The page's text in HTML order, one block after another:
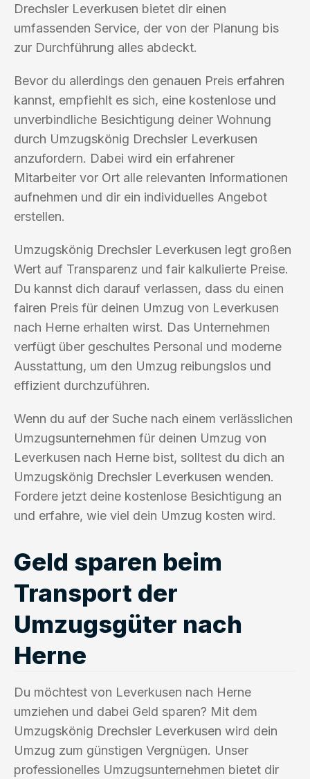
Drechsler Leverkusen bietet dir einen
umfassenden Service, der von der Planung bis
zur Durchführung alles abdeckt.
Bevor du allerdings den genauen Preis erfahren
kannst, empfiehlt es sich, eine kostenlose und
unverbindliche Besichtigung deiner Wohnung
durch Umzugskönig Drechsler Leverkusen
anzufordern. Dabei wird ein erfahrener
Mitarbeiter vor Ort alle relevanten Informationen
aufnehmen und dir ein individuelles Angebot
erstellen.
Umzugskönig Drechsler Leverkusen legt großen
Wert auf Transparenz und fair kalkulierte Preise.
Du kannst dich darauf verlassen, dass du einen
fairen Preis für deinen Umzug von Leverkusen
nach Herne erhalten wirst. Das Unternehmen
verfügt über geschultes Personal und moderne
Ausstattung, um den Umzug reibungslos und
effizient durchzuführen.
Wenn du auf der Suche nach einem verlässlichen
Umzugsunternehmen für deinen Umzug von
Leverkusen nach Herne bist, solltest du dich an
Umzugskönig Drechsler Leverkusen wenden.
Fordere jetzt deine kostenlose Besichtigung an
und erfahre, wie viel dein Umzug kosten wird.
Geld sparen beim
Transport der
Umzugsgüter nach
Herne
Du möchtest von Leverkusen nach Herne
umziehen und dabei Geld sparen? Mit dem
Umzugskönig Drechsler Leverkusen wird dein
Umzug zum günstigen Vergnügen. Unser
professionelles Umzugsunternehmen bietet dir